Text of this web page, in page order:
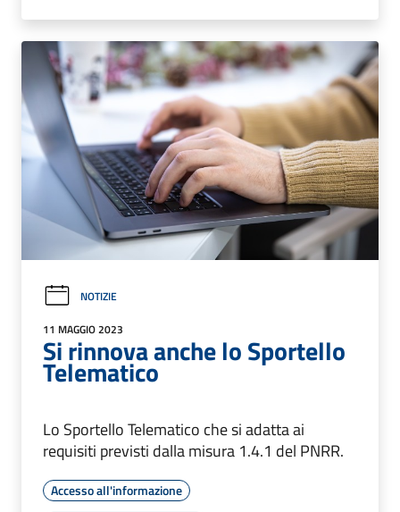
NOTIZIE
11 MAGGIO 2023
Si rinnova anche lo Sportello
Telematico
Lo Sportello Telematico che si adatta ai
requisiti previsti dalla misura 1.4.1 del PNRR.
Accesso all'informazione